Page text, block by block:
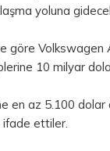
yoluna
göre
10 milyar
en az 5.100 dolar
ifade ettiler.